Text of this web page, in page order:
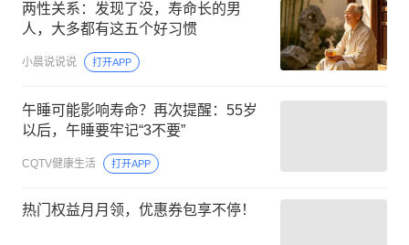
两性关系：发现了没，寿命长的男
人，大多都有这五个好习惯
小晨说说说 打开APP
午睡可能影响寿命？再次提醒：55岁
以后，午睡要牢记“3不要”
CQTV健康生活 打开APP
热门权益月月领，优惠券包享不停！